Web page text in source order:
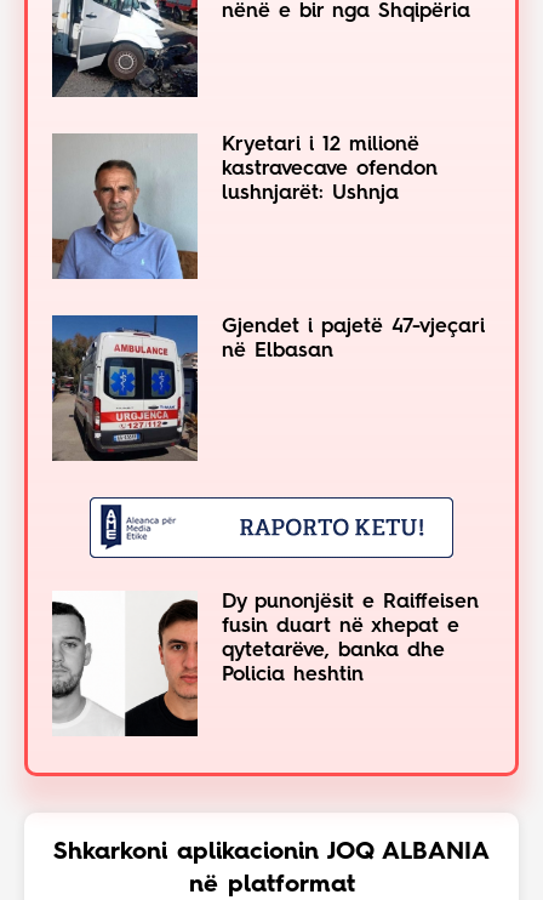
nënë e bir nga Shqipëria
Kryetari i 12 milionë
kastravecave ofendon
lushnjarët: Ushnja
Gjendet i pajetë 47-vjeçari
në Elbasan
Dy punonjësit e Raiffeisen
fusin duart në xhepat e
qytetarëve, banka dhe
Policia heshtin
Shkarkoni aplikacionin JOQ ALBANIA
në platformat